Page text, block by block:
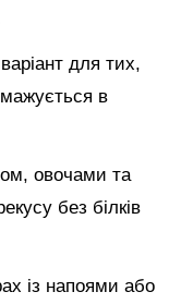
для тих,
в
овочами та
без білків
із напоями або